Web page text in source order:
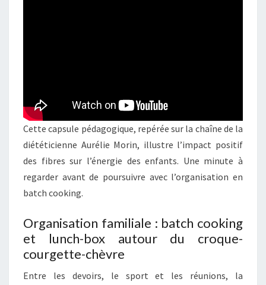
Cette capsule pédagogique, repérée sur la chaîne de la
diététicienne Aurélie Morin, illustre l’impact positif
des fibres sur l’énergie des enfants. Une minute à
regarder avant de poursuivre avec l’organisation en
batch cooking.
Organisation familiale : batch cooking
et lunch-box autour du croque-
courgette-chèvre
Entre les devoirs, le sport et les réunions, la